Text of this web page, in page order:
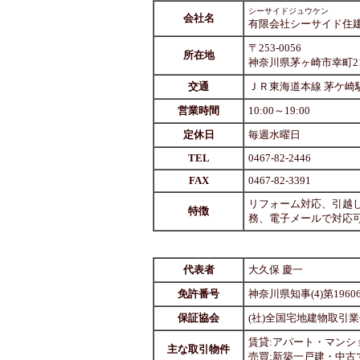
会社名
シーサイドジュウケン
有限会社シーサイド住
所在地
〒253-0056
神奈川県茅ヶ崎市幸町
交通
ＪＲ東海道本線 茅ケ崎
営業時間
10:00～19:00
定休日
毎週水曜日
TEL
0467-82-2446
FAX
0467-82-3391
特徴
リフォーム対応、引越
務、電子メールで対応
代表者
大久保 慶一
免許番号
神奈川県知事(4)第
保証協会
(社)全国宅地建物取引
主な取引物件
賃貸:アパート・マン
売買:新築一戸建・中